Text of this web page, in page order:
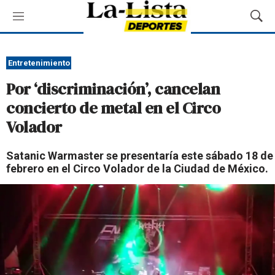
M
e
ú
M
o
q
u
e
Entretenimiento
Por ‘discriminación’, cancelan
concierto de metal en el Circo
Volador
Satanic Warmaster se presentaría este sábado 18 de
febrero en el Circo Volador de la Ciudad de México.